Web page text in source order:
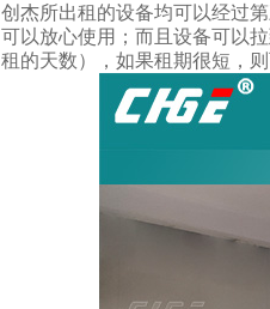
创杰所出租的设备均可以经过
可以放心使用；而且设备可以
租的天数），如果租期很短，